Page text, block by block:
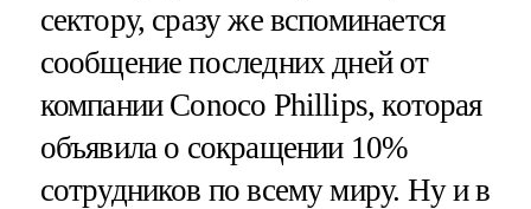
сектору, сразу же вспоминается
сообщение последних дней от
компании Conoco Phillips, которая
объявила о сокращении 10%
сотрудников по всему миру. Ну и в